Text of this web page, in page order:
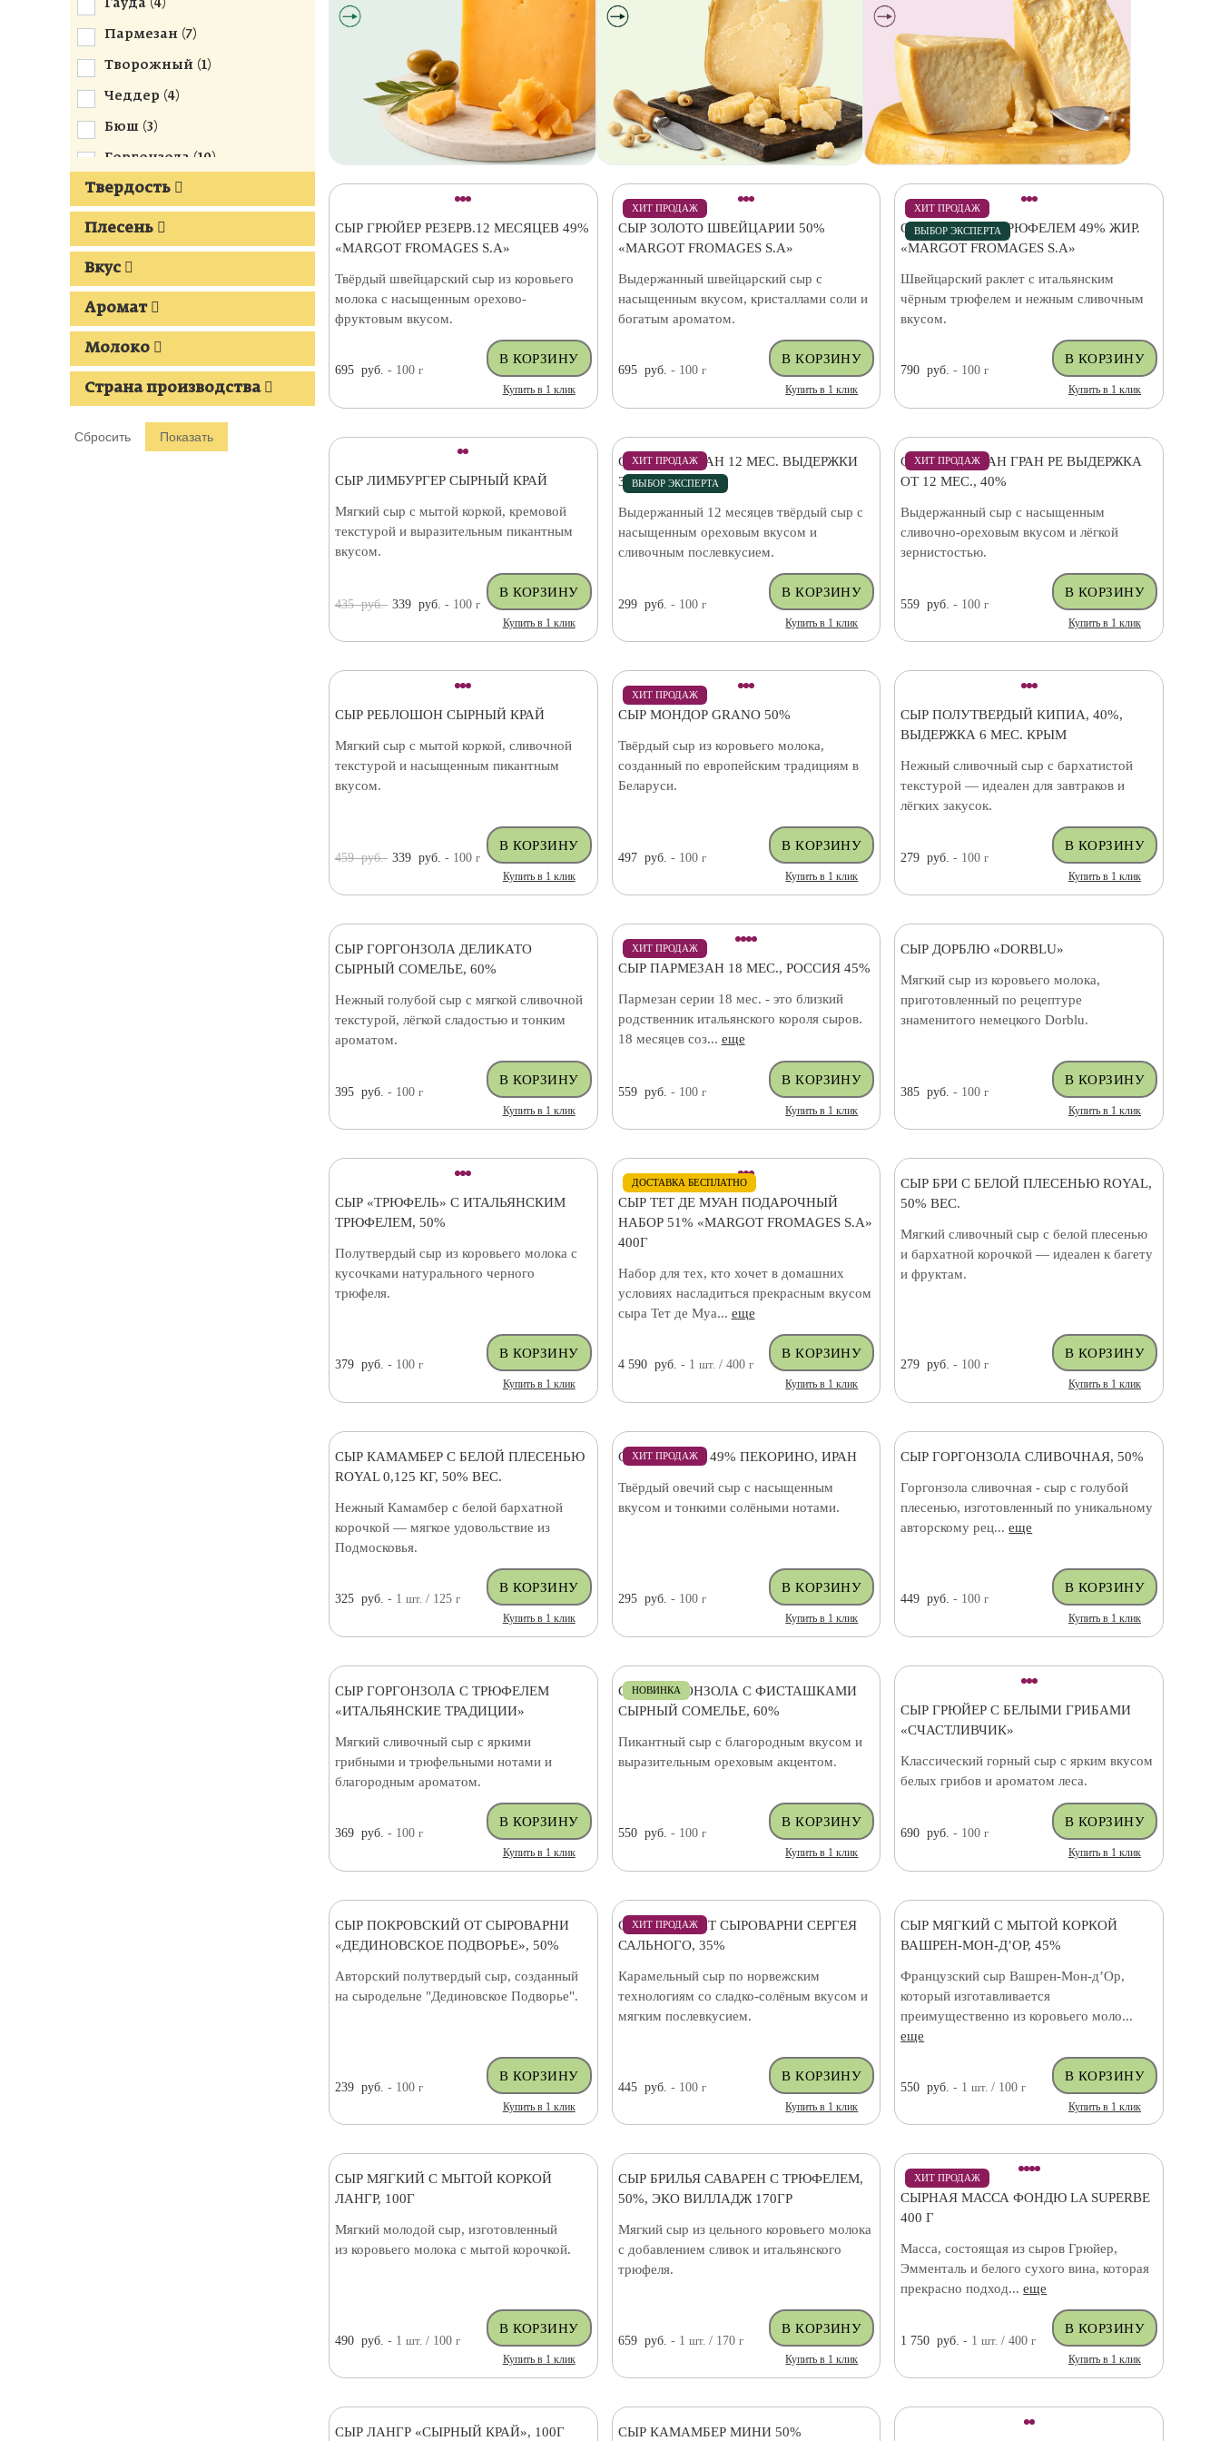
Гауда (4)
Пармезан (7)
Творожный (1)
Чеддер (4)
Бюш (3)
Горгонзола (10)
Грюйер (17
Десертные (
Камамбер (7)
Тет де Муан (
Реблошон (
С трюфелем (4)
Дорблю (2)
Раклет (2)
Твердость
Плесень
Вкус
Аромат
Молоко
Страна производства
СЫР ГРЮЙЕР РЕЗЕРВ.12 МЕСЯЦЕВ 49%
«MARGOT FROMAGES S.A»
Твёрдый швейцарский сыр из коровьего
молока с насыщенным орехово-
фруктовым вкусом.
695 руб. - 100 г
Купить в 1 клик
ХИТ ПРОДАЖ
СЫР ЗОЛОТО ШВЕЙЦАРИИ 50%
«MARGOT FROMAGES S.A»
Выдержанный швейцарский сыр с
насыщенным вкусом, кристаллами соли и
богатым ароматом.
695 руб. - 100 г
Купить в 1 клик
ХИТ ПРОДАЖ
ВЫБОР ЭКСПЕРТА
СЫР РАКЛЕТ С ТРЮФЕЛЕМ 49% ЖИР.
«MARGOT FROMAGES S.A»
Швейцарский раклет с итальянским
чёрным трюфелем и нежным сливочным
вкусом.
790 руб. - 100г
Купить в 1 клик
СЫР ЛИМБУРГЕР СЫРНЫЙ КРАЙ
Мягкий сыр с мытой коркой, кремовой
текстурой и выразительным пикантным
вкусом.
435руб. 339 руб. - 100 г
Купить в 1 клик
ХИТ ПРОДАЖ
ВЫБОР ЭКСПЕРТА
СЫР ПАРМЕЗАН 12 МЕС. ВЫДЕРЖКИ
34% (ЧИЛИ)
Выдержанный 12 месяцев твёрдый сыр с
насыщенным ореховым вкусом и
сливочным послевкусием.
299 руб. - 100 г
Купить в 1 клик
ХИТ ПРОДАЖ
СЫР ПАРМЕЗАН ГРАН РЕ ВЫДЕРЖКА
ОТ 12 МЕС., 40%
Выдержанный сыр с насыщенным
сливочно-ореховым вкусом и лёгкой
зернистостью.
559 руб. - 100г
Купить в 1 клик
СЫР РЕБЛОШОН СЫРНЫЙ КРАЙ
Мягкий сыр с мытой коркой, сливочной
текстурой и насыщенным пикантным
вкусом.
459руб. 339 руб. - 100 г
Купить в 1 клик
ХИТ ПРОДАЖ
СЫР МОНДОР GRANO 50%
Твёрдый сыр из коровьего молока,
созданный по европейским традициям в
Беларуси.
497 руб. - 100 г
Купить в 1 клик
СЫР ПОЛУТВЕРДЫЙ КИПИА, 40%,
ВЫДЕРЖКА 6 МЕС. КРЫМ
Нежный сливочный сыр с бархатистой
текстурой — идеален для завтраков и
лёгких закусок.
279 руб. - 100г
Купить в 1 клик
СЫР ГОРГОНЗОЛА ДЕЛИКАТО
СЫРНЫЙ СОМЕЛЬЕ, 60%
Нежный голубой сыр с мягкой сливочной
текстурой, лёгкой сладостью и тонким
ароматом.
395 руб. - 100 г
Купить в 1 клик
ХИТ ПРОДАЖ
СЫР ПАРМЕЗАН 18 МЕС., РОССИЯ 45%
Пармезан серии 18 мес. - это близкий
родственник итальянского короля сыров.
18 месяцев соз... еще
559 руб. - 100 г
Купить в 1 клик
СЫР ДОРБЛЮ «DORBLU»
Мягкий сыр из коровьего молока,
приготовленный по рецептуре
знаменитого немецкого Dorblu.
385 руб. - 100г
Купить в 1 клик
СЫР «ТРЮФЕЛЬ» С ИТАЛЬЯНСКИМ
ТРЮФЕЛЕМ, 50%
Полутвердый сыр из коровьего молока с
кусочками натурального черного
трюфеля.
379 руб. - 100 г
Купить в 1 клик
ДОСТАВКА БЕСПЛАТНО
СЫР ТЕТ ДЕ МУАН ПОДАРОЧНЫЙ
НАБОР 51% «MARGOT FROMAGES S.A»
400Г
Набор для тех, кто хочет в домашних
условиях насладиться прекрасным вкусом
сыра Тет де Муа... еще
4 590 руб. - 1 шт./ 400 г
Купить в 1 клик
СЫР БРИ С БЕЛОЙ ПЛЕСЕНЬЮ ROYAL,
50% ВЕС.
Мягкий сливочный сыр с белой плесенью
и бархатной корочкой — идеален к багету
и фруктам.
279 руб. - 100г
Купить в 1 клик
СЫР КАМАМБЕР С БЕЛОЙ ПЛЕСЕНЬЮ
ROYAL 0,125 КГ, 50% ВЕС.
Нежный Камамбер с белой бархатной
корочкой — мягкое удовольствие из
Подмосковья.
325 руб. - 1 шт./ 125 г
Купить в 1 клик
ХИТ ПРОДАЖ
СЫР ОВЕЧИЙ 49% ПЕКОРИНО, ИРАН
Твёрдый овечий сыр с насыщенным
вкусом и тонкими солёными нотами.
295 руб. - 100 г
Купить в 1 клик
СЫР ГОРГОНЗОЛА СЛИВОЧНАЯ, 50%
Горгонзола сливочная - сыр с голубой
плесенью, изготовленный по уникальному
авторскому рец...еще
449 руб. - 100г
Купить в 1 клик
СЫР ГОРГОНЗОЛА С ТРЮФЕЛЕМ
«ИТАЛЬЯНСКИЕ ТРАДИЦИИ»
Мягкий сливочный сыр с яркими
грибными и трюфельными нотами и
благородным ароматом.
369 руб. - 100 г
Купить в 1 клик
НОВИНКА
СЫР ГОРГОНЗОЛА С ФИСТАШКАМИ
СЫРНЫЙ СОМЕЛЬЕ, 60%
Пикантный сыр с благородным вкусом и
выразительным ореховым акцентом.
550 руб. - 100 г
Купить в 1 клик
СЫР ГРЮЙЕР С БЕЛЫМИ ГРИБАМИ
«СЧАСТЛИВЧИК»
Классический горный сыр с ярким вкусом
белых грибов и ароматом леса.
690 руб. - 100г
Купить в 1 клик
СЫР ПОКРОВСКИЙ ОТ СЫРОВАРНИ
«ДЕДИНОВСКОЕ ПОДВОРЬЕ», 50%
Авторский полутвердый сыр, созданный
на сыродельне "Дединовское Подворье".
239 руб. - 100 г
Купить в 1 клик
ХИТ ПРОДАЖ
СЫР БРЮНОСТ СЫРОВАРНИ СЕРГЕЯ
САЛЬНОГО, 35%
Карамельный сыр по норвежским
технологиям со сладко-солёным вкусом и
мягким послевкусием.
445 руб. - 100 г
Купить в 1 клик
СЫР МЯГКИЙ С МЫТОЙ КОРКОЙ
ВАШРЕН-МОН-Д’ОР, 45%
Французский сыр Вашрен-Мон-д’Ор,
который изготавливается
преимущественно из коровьего моло...
еще
550 руб. - 1шт. / 100г
Купить в 1 клик
СЫР МЯГКИЙ С МЫТОЙ КОРКОЙ
ЛАНГР, 100Г
Мягкий молодой сыр, изготовленный
из коровьего молока с мытой корочкой.
490 руб. - 1 шт. / 100 г
Купить в 1 клик
СЫР БРИЛЬЯ САВАРЕН С ТРЮФЕЛЕМ,
50%, ЭКО ВИЛЛАДЖ 170ГР
Мягкий сыр из цельного коровьего молока
с добавлением сливок и итальянского
трюфеля.
659 руб. - 1 шт. / 170 г
Купить в 1 клик
ХИТ ПРОДАЖ
СЫРНАЯ МАССА ФОНДЮ LA SUPERBE
400 Г
Масса, состоящая из сыров Грюйер,
Эмменталь и белого сухого вина, которая
прекрасно подход...еще
1 750 руб. - 1шт. / 400г
Купить в 1 клик
СЫР ЛАНГР «СЫРНЫЙ КРАЙ», 100Г СЫР КАМАМБЕР МИНИ 50%